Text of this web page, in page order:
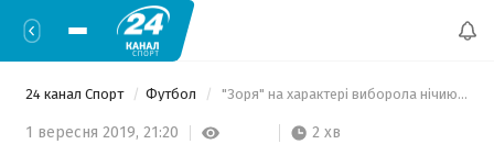
24 канал Спорт Футбол "Зоря" на характері виборола нічию у драматичному матчі з "Динамо": відео
1 вересня 2019, 21:20 2 хв